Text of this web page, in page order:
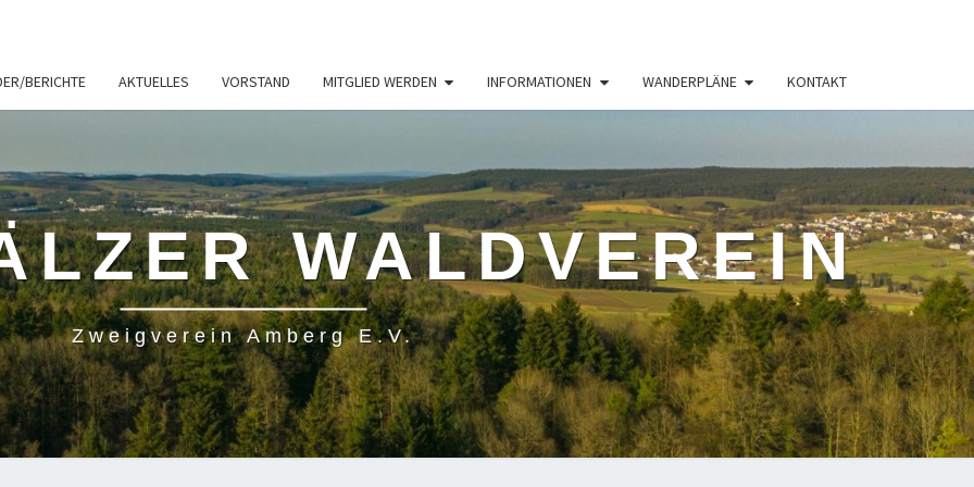
BERICHTE AKTUELLES VORSTAND MITGLIED WERDEN INFORMATIONEN WANDERPLÄNE KONTAKT
WALDVEREIN
Zweigverein Amberg E.V.